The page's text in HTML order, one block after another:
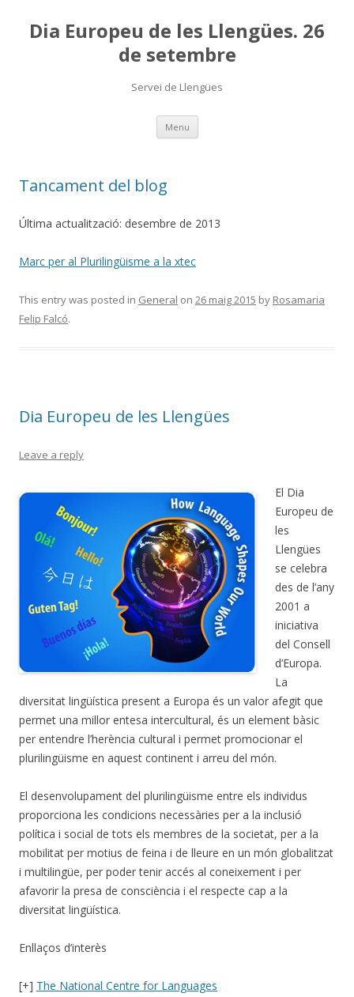
Dia Europeu de les Llengües. 26
de setembre
Servei de Llengües
Menu Skip
content
Tancament del blog
Última actualització: desembre de 2013
Marc per al Plurilingüisme a la xtec
This entry was posted in General on 26 maig 2015 by Rosamaria
Felip Falcó.
Dia Europeu de les Llengües
Leave a reply
El Dia
Europeu de
les
Llengües
se celebra
des de l’any
2001 a
iniciativa
del Consell
d’Europa.
La
diversitat lingüística present a Europa és un valor afegit que
permet una millor entesa intercultural, és un element bàsic
per entendre l’herència cultural i permet promocionar el
plurilingüisme en aquest continent i arreu del món.
El desenvolupament del plurilingüisme entre els individus
proporciona les condicions necessàries per a la inclusió
política i social de tots els membres de la societat, per a la
mobilitat per motius de feina i de lleure en un món globalitzat
i multilingüe, per poder tenir accés al coneixement i per
afavorir la presa de consciència i el respecte cap a la
diversitat lingüística.
Enllaços d’interès
[+] The National Centre for Languages